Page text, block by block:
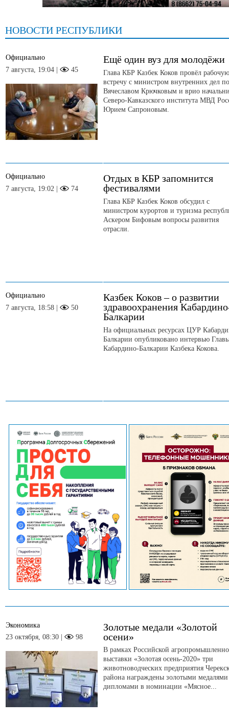
НОВОСТИ РЕСПУБЛИКИ
Официально
7 августа, 19:04 |
45
Ещё один вуз для молодёжи
Глава КБР Казбек Коков провёл рабочую
встречу с министром внутренних дел
Вячеславом Крючковым и врио
Северо-Кавказского института МВД
Юрием Сапроновым.
Официально
7 августа, 19:02 |
74
Отдых в КБР запомнится
фестивалями
Глава КБР Казбек Коков обсудил с
министром курортов и туризма
Аскером Бифовым вопросы развития
отрасли.
Официально
7 августа, 18:58 |
50
Казбек Коков – о развитии
здравоохранения
Балкарии
На официальных ресурсах ЦУР
Балкарии опубликовано интервью
Кабардино-Балкарии Казбека Кокова.
Экономика
23 октября, 08:30 |
98
Золотые медали «Золотой
осени»
В рамках Российской
выставки «Золотая осень-2020» три
животноводческих предприятия
района награждены золотыми
дипломами в номинации «Мясное...